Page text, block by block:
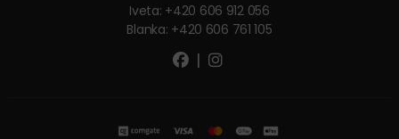
Iveta: +420 606 912 056
Blanka: +420 606 761 105
|